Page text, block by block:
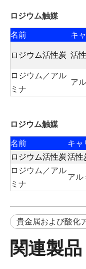
ロジウム触媒
名前
キ
ロジウム活性炭 活
ロジウム／アル
ミナ
ア
ロジウム触媒
名前
キャ
ロジウム活性炭活性
ロジウム／アル
ミナ
アル
貴金属および酸化
関連製品